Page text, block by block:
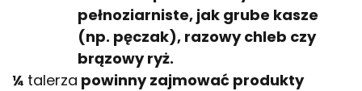
pełnoziarniste, jak grube kasze
(np. pęczak), razowy chleb czy
brązowy ryż.
¼ talerza powinny zajmować produkty